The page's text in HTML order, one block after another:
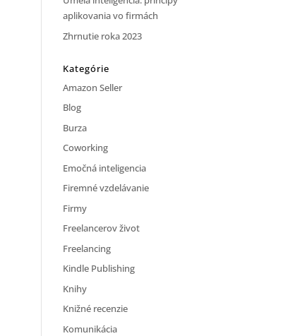
aplikovania vo firmách
Zhrnutie roka 2023
Kategórie
Amazon Seller
Blog
Burza
Coworking
Emočná inteligencia
Firemné vzdelávanie
Firmy
Freelancerov život
Freelancing
Kindle Publishing
Knihy
Knižné recenzie
Komunikácia